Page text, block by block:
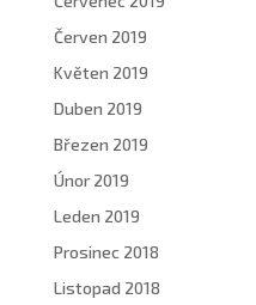
Červen 2019
Květen 2019
Duben 2019
Březen 2019
Únor 2019
Leden 2019
Prosinec 2018
Listopad 2018